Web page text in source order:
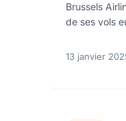
Brussels
de ses vols
13 janvier